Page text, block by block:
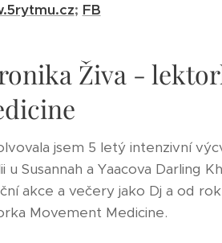
; FB
Živa -
jsem 5 letý intenzivní
u Susannah a Yaacova Darling
akce a večery jako Dj a od
Movement Medicine.